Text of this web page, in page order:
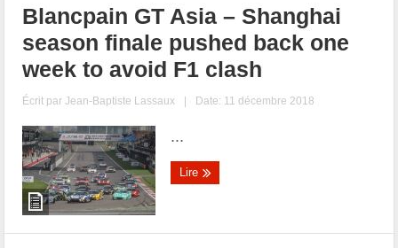
Blancpain GT Asia – Shanghai
season finale pushed back one
week to avoid F1 clash
Écrit parJean-Baptiste Lassaux | Date: 11 décembre 2018
...
Lire